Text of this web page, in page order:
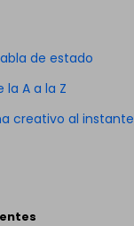
de estado
la A a la Z
creativo al instante